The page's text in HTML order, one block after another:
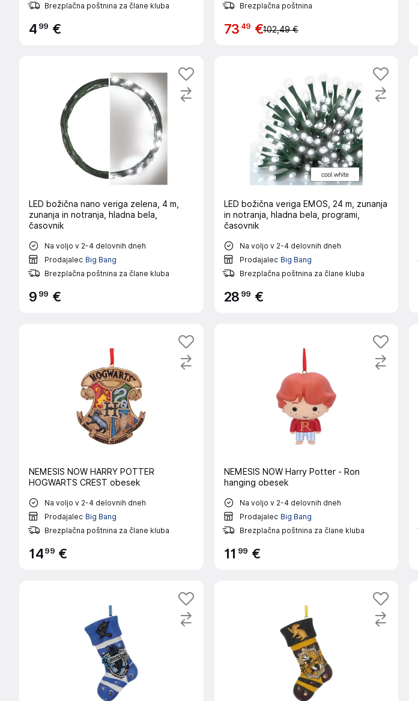
Brezplačna poštnina za člane kluba
4 99 €
Brezplačna poštnina
73 49 €102,49 €
LED božična nano veriga zelena, 4 m,
zunanja in notranja, hladna bela,
časovnik
Na voljo v 2-4 delovnih dneh
Prodajalec Big Bang
Brezplačna poštnina za člane kluba
9 99 €
LED božična veriga EMOS, 24 m, zunanja
in notranja, hladna bela, programi,
časovnik
Na voljo v 2-4 delovnih dneh
Prodajalec Big Bang
Brezplačna poštnina za člane kluba
28 99 €
NEMESIS NOW HARRY POTTER
HOGWARTS CREST obesek
Na voljo v 2-4 delovnih dneh
Prodajalec Big Bang
Brezplačna poštnina za člane kluba
1499 €
NEMESIS NOW Harry Potter - Ron
hanging obesek
Na voljo v 2-4 delovnih dneh
Prodajalec Big Bang
Brezplačna poštnina za člane kluba
11 99 €